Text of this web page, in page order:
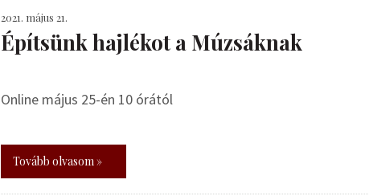
2021. május 21.
Építsünk hajlékot a Múzsáknak
Online május 25-én 10 órától
Tovább olvasom »